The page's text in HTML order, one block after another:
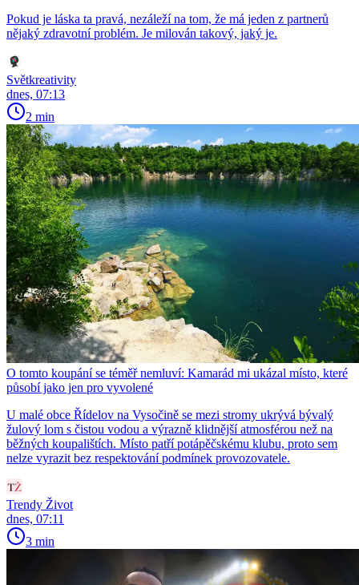
Pokud je láska ta pravá, nezáleží na tom, že má jeden z partnerů
nějaký zdravotní problém. Je milován takový, jaký je.
Světkreativity
dnes, 07:13
2 min
O tomto koupání se téměř nemluví: Kamarád mi ukázal místo, které
působí jako jen pro vyvolené
U malé obce Řídelov na Vysočině se mezi stromy ukrývá bývalý
žulový lom s čistou vodou a výrazně klidnější atmosférou než na
běžných koupalištích. Místo patří potápěčskému klubu, proto sem
nelze vyrazit bez respektování podmínek provozovatele.
Trendy Život
dnes, 07:11
3 min